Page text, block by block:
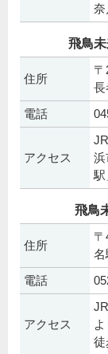
奈
飛鳥
住所
長
電話
アクセス
浜
駅
飛鳥
住所
名
電話
アクセス
徒